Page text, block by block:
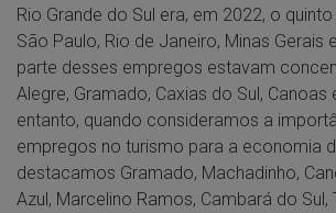
Rio Grande do Sul era, em 2022, o
São Paulo, Rio de Janeiro, Minas Gerais
parte desses empregos estavam
Alegre, Gramado, Caxias do Sul, Canoas
entanto, quando consideramos a
empregos no turismo para a economia
destacamos Gramado, Machadinho,
Azul, Marcelino Ramos, Cambará do Sul,